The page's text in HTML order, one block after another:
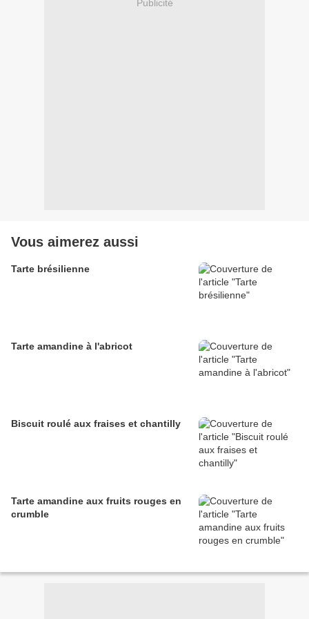
Publicité
Vous aimerez aussi
Tarte brésilienne
Tarte amandine à l'abricot
Biscuit roulé aux fraises et chantilly
Tarte amandine aux fruits rouges en
crumble